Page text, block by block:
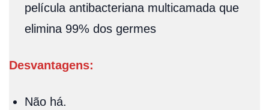
película antibacteriana multicamada que
elimina 99% dos germes
Desvantagens:
Não há.